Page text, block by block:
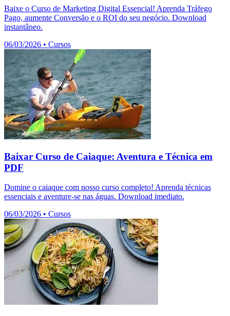
Baixe o Curso de Marketing Digital Essencial! Aprenda Tráfego
Pago, aumente Conversão e o ROI do seu negócio. Download
instantâneo.
06/03/2026 • Cursos
Baixar Curso de Caiaque: Aventura e Técnica em
PDF
Domine o caiaque com nosso curso completo! Aprenda técnicas
essenciais e aventure-se nas águas. Download imediato.
06/03/2026 • Cursos